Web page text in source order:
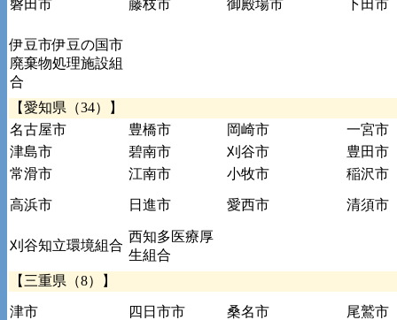
磐田市 藤枝市 御殿場市 下田市
伊豆市伊豆の国市
廃棄物処理施設組
合
【愛知県（34）】
名古屋市
豊橋市 岡崎市
一宮市
津島市
碧南市 刈谷市
豊田市
常滑市
江南市 小牧市 稲沢市
高浜市 日進市 愛西市 清須市
刈谷知立環境組合
西知多医療厚
生組合
【三重県（8）】
津市 四日市市 桑名市 尾鷲市